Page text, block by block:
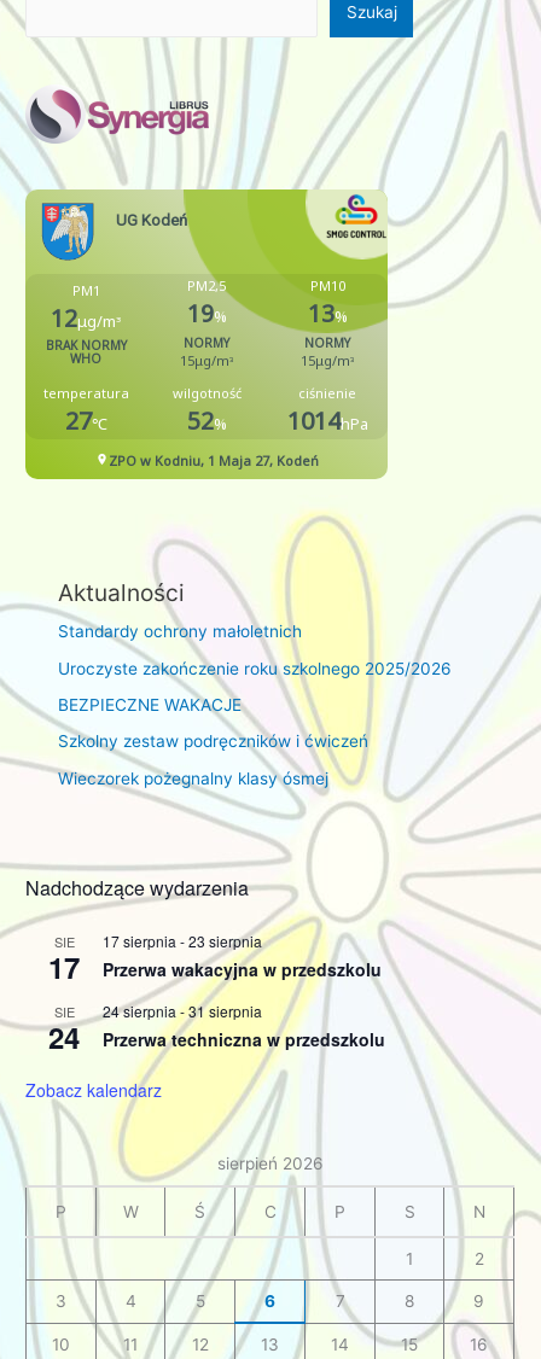
Szukaj
Aktualności
Standardy ochrony małoletnich
Uroczyste zakończenie roku szkolnego 2025/2026
BEZPIECZNE WAKACJE
Szkolny zestaw podręczników i ćwiczeń
Wieczorek pożegnalny klasy ósmej
Nadchodzące wydarzenia
SIE
17
17 sierpnia-23 sierpnia
Przerwa wakacyjna w przedszkolu
SIE
24
24 sierpnia-31 sierpnia
Przerwa techniczna w przedszkolu
Zobacz kalendarz
sierpień 2026
P W Ś C P S N
1 2
3 4 5 6 7 8 9
10 11 12 13 14 15 16